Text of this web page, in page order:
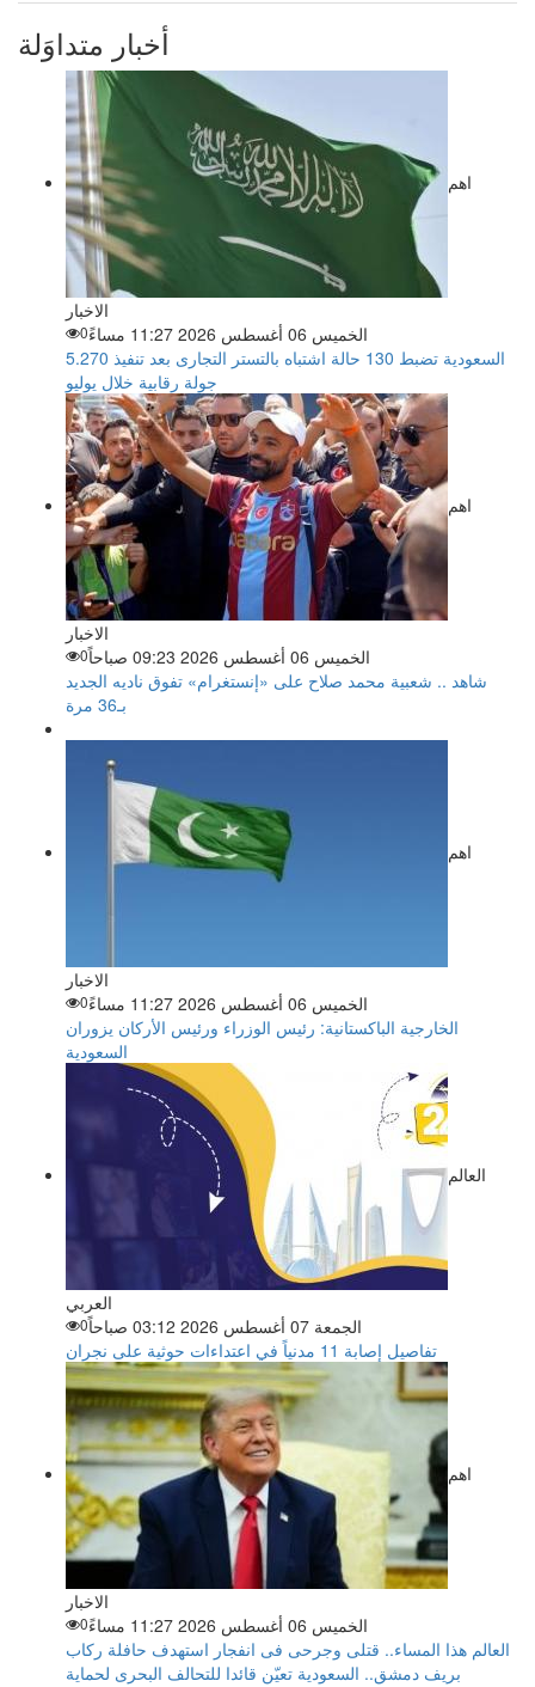
أخبار متداوَلة
اهم
الاخبار
الخميس 06 أغسطس 2026 11:27 مساءً
0
السعودية تضبط 130 حالة اشتباه بالتستر التجارى بعد تنفيذ 5.270
جولة رقابية خلال يوليو
اهم
الاخبار
الخميس 06 أغسطس 2026 09:23 صباحاً
0
شاهد .. شعبية محمد صلاح على «إنستغرام» تفوق ناديه الجديد
بـ36 مرة
اهم
الاخبار
الخميس 06 أغسطس 2026 11:27 مساءً
0
الخارجية الباكستانية: رئيس الوزراء ورئيس الأركان يزوران
السعودية
العالم
العربي
الجمعة 07 أغسطس 2026 03:12 صباحاً
0
تفاصيل إصابة 11 مدنياً في اعتداءات حوثية على نجران
اهم
الاخبار
الخميس 06 أغسطس 2026 11:27 مساءً
0
العالم هذا المساء.. قتلى وجرحى فى انفجار استهدف حافلة ركاب
بريف دمشق.. السعودية تعيّن قائدا للتحالف البحرى لحماية